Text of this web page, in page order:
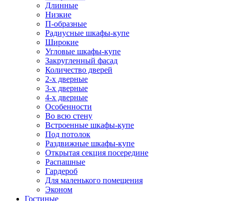
Длинные
Низкие
П-образные
Радиусные шкафы-купе
Широкие
Угловые шкафы-купе
Закругленный фасад
Количество дверей
2-х дверные
3-х дверные
4-х дверные
Особенности
Во всю стену
Встроенные шкафы-купе
Под потолок
Раздвижные шкафы-купе
Открытая секция посередине
Распашные
Гардероб
Для маленького помещения
Эконом
Гостиные